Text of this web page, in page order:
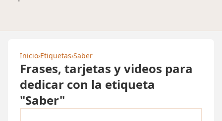
Inicio›Etiquetas›Saber
Frases, tarjetas y videos para
dedicar con la etiqueta
"Saber"